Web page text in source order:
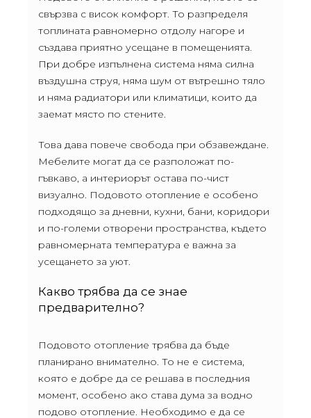
свързва с висок комфорт. То разпределя
топлината равномерно отдолу нагоре и
създава приятно усещане в помещенията.
При добре изпълнена система няма силна
въздушна струя, няма шум от вътрешно тяло
и няма радиатори или климатици, които да
заемат място по стените.
Това дава повече свобода при обзавеждане.
Мебелите могат да се разположат по-
гъвкаво, а интериорът остава по-чист
визуално. Подовото отопление е особено
подходящо за дневни, кухни, бани, коридори
и по-големи отворени пространства, където
равномерната температура е важна за
усещането за уют.
Какво трябва да се знае
предварително?
Подовото отопление трябва да бъде
планирано внимателно. То не е система,
която е добре да се решава в последния
момент, особено ако става дума за водно
подово отопление. Необходимо е да се